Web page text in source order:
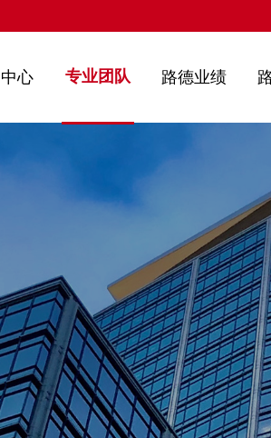
心 专业团队 路德业绩